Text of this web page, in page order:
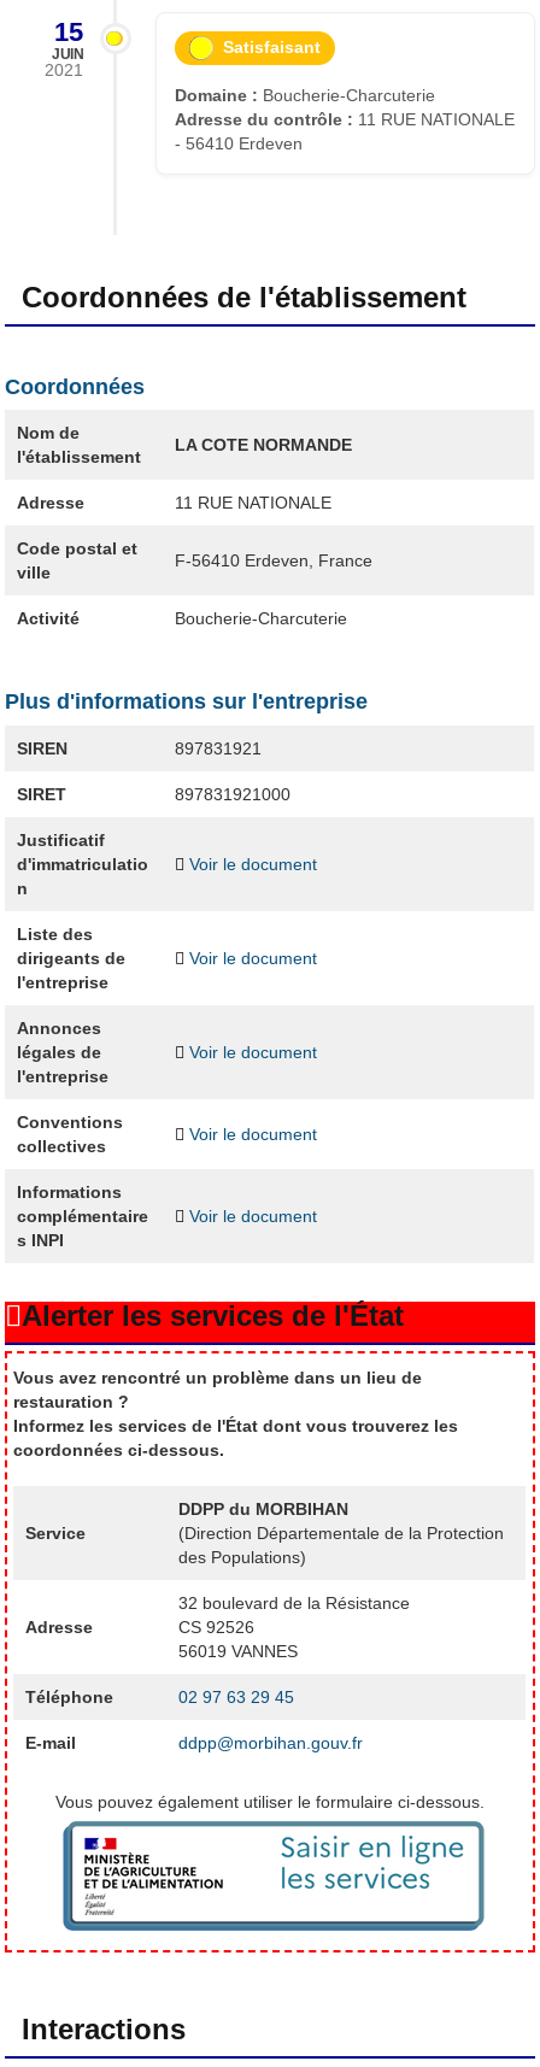
15
JUIN
2021
Satisfaisant
Domaine : Boucherie-Charcuterie
Adresse du contrôle : 11 RUE NATIONALE
- 56410 Erdeven
Coordonnées de l'établissement
Coordonnées
Nom de
l'établissement
LA COTE NORMANDE
Adresse 11 RUE NATIONALE
Code postal et
ville
F-56410 Erdeven, France
Activité Boucherie-Charcuterie
Plus d'informations sur l'entreprise
SIREN 897831921
SIRET 897831921000
Justificatif
d'immatriculatio
n
Voir le document
Liste des
dirigeants de
l'entreprise
Voir le document
Annonces
légales de
l'entreprise
Voir le document
Conventions
collectives
Voir le document
Informations
complémentaire
s INPI
Voir le document
Alerter les services de l'État
Vous avez rencontré un problème dans un lieu de
restauration ?
Informez les services de l'État dont vous trouverez les
coordonnées ci-dessous.
Service
DDPP du MORBIHAN
(Direction Départementale de la Protection
des Populations)
Adresse
32 boulevard de la Résistance
CS 92526
56019 VANNES
Téléphone 02 97 63 29 45
E-mail ddpp@morbihan.gouv.fr
Vous pouvez également utiliser le formulaire ci-dessous.
Interactions